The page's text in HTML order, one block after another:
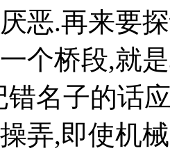
恶.再来要
个桥段,就
错名子的话
弄,即使机